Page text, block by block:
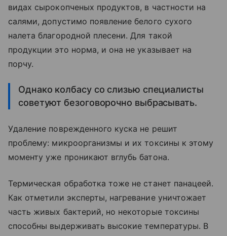
видах сырокопченых продуктов, в частности на
салями, допустимо появление белого сухого
налета благородной плесени. Для такой
продукции это норма, и она не указывает на
порчу.
Однако колбасу со слизью специалисты
советуют безоговорочно выбрасывать.
Удаление поврежденного куска не решит
проблему: микроорганизмы и их токсины к этому
моменту уже проникают вглубь батона.
Термическая обработка тоже не станет панацеей.
Как отметили эксперты, нагревание уничтожает
часть живых бактерий, но некоторые токсины
способны выдерживать высокие температуры. В